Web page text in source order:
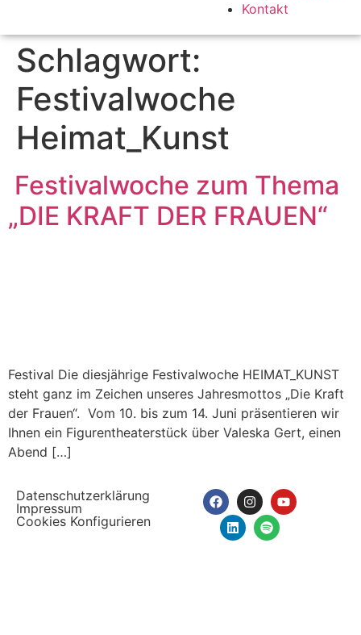
Kontakt
Schlagwort:
Festivalwoche
Heimat_Kunst
Festivalwoche zum Thema
„DIE KRAFT DER FRAUEN“
Festival Die diesjährige Festivalwoche HEIMAT_KUNST
steht ganz im Zeichen unseres Jahresmottos „Die Kraft
der Frauen“. Vom 10. bis zum 14. Juni präsentieren wir
Ihnen ein Figurentheaterstück über Valeska Gert, einen
Abend […]
Datenschutzerklärung
Impressum
Cookies Konfigurieren